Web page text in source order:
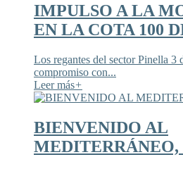
IMPULSO A LA
EN LA COTA 100
Los regantes del sector Pinella 3
compromiso con...
Leer más+
BIENVENIDO AL